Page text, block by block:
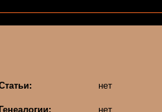
нет
Генеалогии: нет